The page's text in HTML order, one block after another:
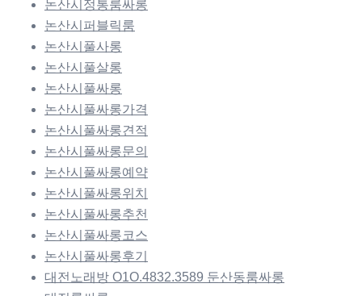
논산시정통룸싸롱
논산시퍼블릭룸
논산시풀사롱
논산시풀살롱
논산시풀싸롱
논산시풀싸롱가격
논산시풀싸롱견적
논산시풀싸롱문의
논산시풀싸롱예약
논산시풀싸롱위치
논산시풀싸롱추천
논산시풀싸롱코스
논산시풀싸롱후기
대전노래방 O1O.4832.3589 둔산동룸싸롱